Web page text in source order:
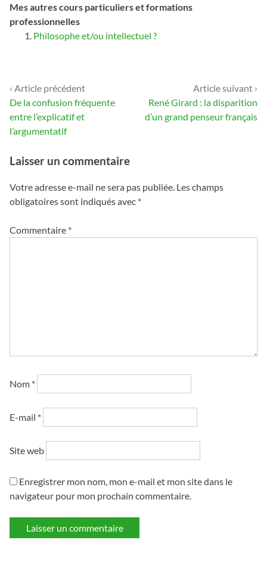
Mes autres cours particuliers et formations
professionnelles
Philosophe et/ou intellectuel ?
Navigation
de
l’article
‹ Article précédent
De la confusion fréquente
entre l’explicatif et
l’argumentatif
Article suivant ›
René Girard : la disparition
d’un grand penseur français
Laisser un commentaire
Votre adresse e-mail ne sera pas publiée. Les champs
obligatoires sont indiqués avec *
Commentaire *
Nom *
E-mail *
Site web
Enregistrer mon nom, mon e-mail et mon site dans le
navigateur pour mon prochain commentaire.